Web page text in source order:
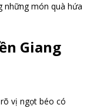
những món quà hứa
Giang
vị ngọt béo có